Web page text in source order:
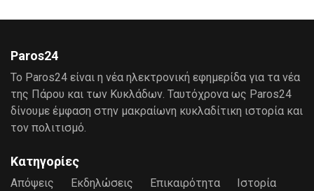
Paros24
Το Paros24 είναι η νέα ηλεκτρονική εφημερίδα για τα νέα
της Πάρου και των Κυκλάδων. Ταυτόχρονα ως Paros24
δίνουμε έμφαση στην μακραίωνη κυκλαδίτικη ιστορία και
τον πολιτισμό.
Κατηγορίες
Απόψεις Εκδηλώσεις Επικαιρότητα
Ιστορία